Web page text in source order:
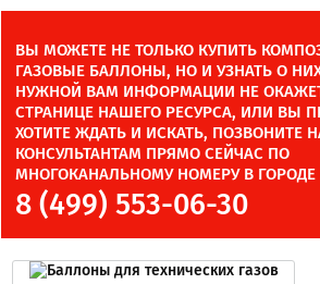
ВЫ МОЖЕТЕ НЕ ТОЛЬКО КУПИТЬ
ГАЗОВЫЕ БАЛЛОНЫ, НО И УЗНАТЬ О
НУЖНОЙ ВАМ ИНФОРМАЦИИ НЕ
СТРАНИЦЕ НАШЕГО РЕСУРСА, ИЛИ ВЫ
ХОТИТЕ ЖДАТЬ И ИСКАТЬ, ПОЗВОНИТЕ
КОНСУЛЬТАНТАМ ПРЯМО СЕЙЧАС ПО
МНОГОКАНАЛЬНОМУ НОМЕРУ В ГОРОДЕ
8 (499) 553-06-30